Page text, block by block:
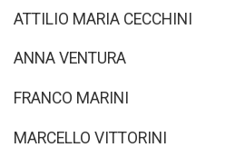
ATTILIO MARIA CECCHINI
ANNA VENTURA
FRANCO MARINI
MARCELLO VITTORINI